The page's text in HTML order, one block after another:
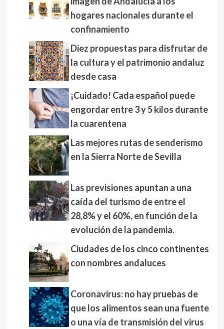
hogares nacionales durante el
confinamiento
Diez propuestas para disfrutar de
la cultura y el patrimonio andaluz
desde casa
¡Cuidado! Cada español puede
engordar entre 3 y 5 kilos durante
la cuarentena
Las mejores rutas de senderismo
en la Sierra Norte de Sevilla
Las previsiones apuntan a una
caída del turismo de entre el
28,8% y el 60%, en función de la
evolución de la pandemia.
Ciudades de los cinco continentes
con nombres andaluces
Coronavirus: no hay pruebas de
que los alimentos sean una fuente
o una vía de transmisión del virus